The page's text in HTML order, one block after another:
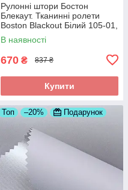
Рулонні штори Бостон
Блекаут. Тканинні ролети
Boston Blackout Білий 105-01,
350
В наявності
670 ₴ 837 ₴
Купити
Топ –20% Подарунок